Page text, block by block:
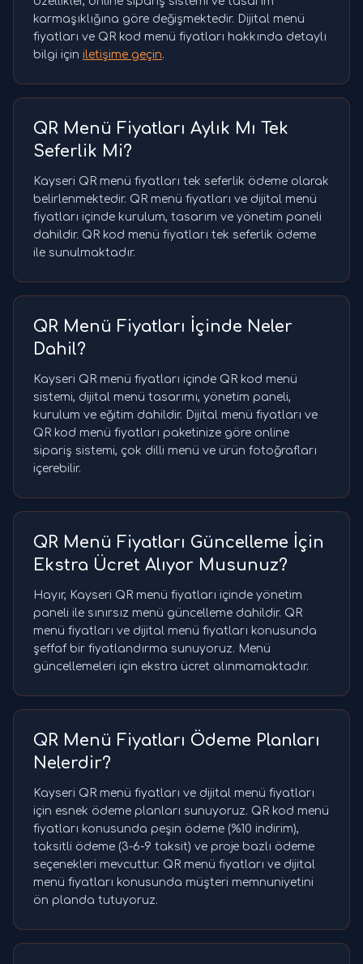
karmaşıklığına göre değişmektedir. Dijital menü
fiyatları ve QR kod menü fiyatları hakkında detaylı
bilgi için iletişime geçin.
QR Menü Fiyatları Aylık Mı Tek
Seferlik Mi?
Kayseri QR menü fiyatları tek seferlik ödeme olarak
belirlenmektedir. QR menü fiyatları ve dijital menü
fiyatları içinde kurulum, tasarım ve yönetim paneli
dahildir. QR kod menü fiyatları tek seferlik ödeme
ile sunulmaktadır.
QR Menü Fiyatları İçinde Neler
Dahil?
Kayseri QR menü fiyatları içinde QR kod menü
sistemi, dijital menü tasarımı, yönetim paneli,
kurulum ve eğitim dahildir. Dijital menü fiyatları ve
QR kod menü fiyatları paketinize göre online
sipariş sistemi, çok dilli menü ve ürün fotoğrafları
içerebilir.
QR Menü Fiyatları Güncelleme İçin
Ekstra Ücret Alıyor Musunuz?
Hayır, Kayseri QR menü fiyatları içinde yönetim
paneli ile sınırsız menü güncelleme dahildir. QR
menü fiyatları ve dijital menü fiyatları konusunda
şeffaf bir fiyatlandırma sunuyoruz. Menü
güncellemeleri için ekstra ücret alınmamaktadır.
QR Menü Fiyatları Ödeme Planları
Nelerdir?
Kayseri QR menü fiyatları ve dijital menü fiyatları
için esnek ödeme planları sunuyoruz. QR kod menü
fiyatları konusunda peşin ödeme (%10 indirim),
taksitli ödeme (3-6-9 taksit) ve proje bazlı ödeme
seçenekleri mevcuttur. QR menü fiyatları ve dijital
menü fiyatları konusunda müşteri memnuniyetini
ön planda tutuyoruz.